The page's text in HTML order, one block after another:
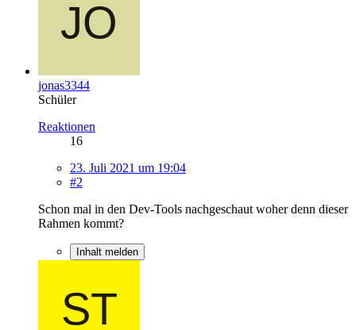
jonas3344
Schüler
Reaktionen
16
23. Juli 2021 um 19:04
#2
Schon mal in den Dev-Tools nachgeschaut woher denn dieser
Rahmen kommt?
Inhalt melden